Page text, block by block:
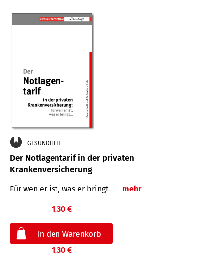
GESUNDHEIT
Der Notlagentarif in der privaten
Krankenversicherung
Für wen er ist, was er bringt… mehr
1,30 €
1,30 €